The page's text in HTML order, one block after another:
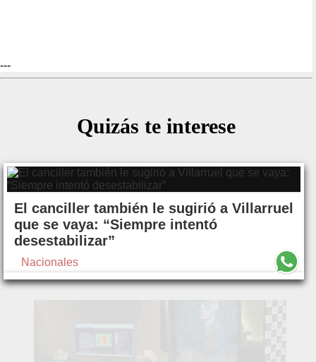
---
Quizás te interese
El canciller también le sugirió a Villarruel
que se vaya: “Siempre intentó
desestabilizar”
Nacionales